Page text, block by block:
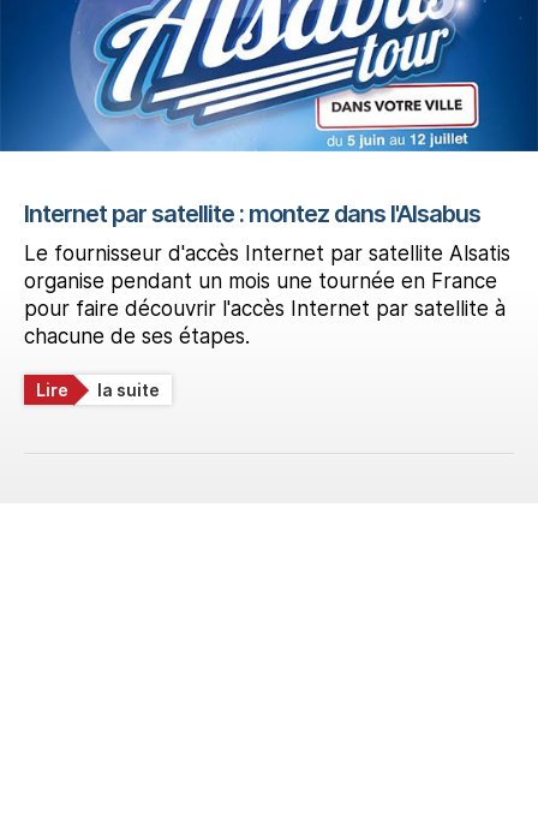
Internet par satellite : montez dans l'Alsabus
Le fournisseur d'accès Internet par satellite Alsatis
organise pendant un mois une tournée en France
pour faire découvrir l'accès Internet par satellite à
chacune de ses étapes.
Lire la suite